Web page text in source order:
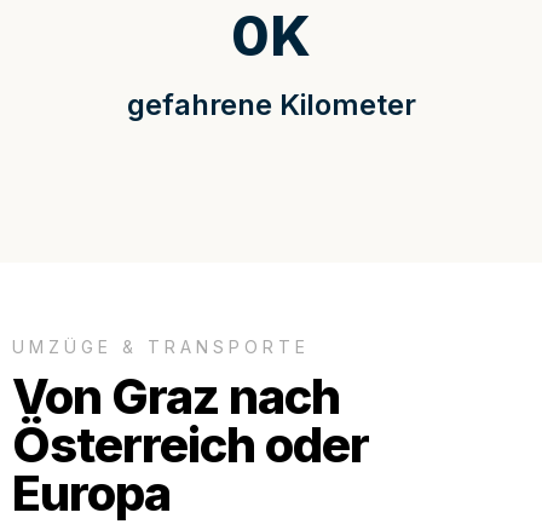
gefahrene Kilometer
0K
UMZÜGE & TRANSPORTE
Von Graz nach
Österreich oder
Europa